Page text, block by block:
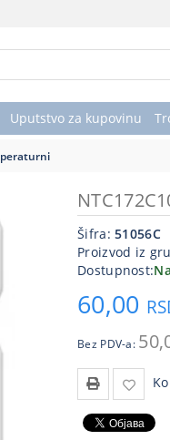
Uputstvo za kupovinu
Šifra:51056C
Proizvod iz
Dostupnost:
60,00
Bez PDV-a: